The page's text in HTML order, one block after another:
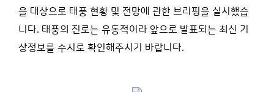
을 대상으로 태풍 현황 및 전망에 관한 브리핑을 실시했습
니다. 태풍의 진로는 유동적이라 앞으로 발표되는 최신 기
상정보를 수시로 확인해주시기 바랍니다.